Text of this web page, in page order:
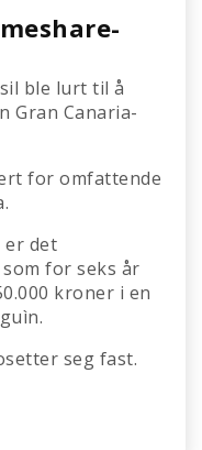
ble lurt til å
Gran Canaria-
for omfattende
er det
for seks år
kroner i en
seg fast.